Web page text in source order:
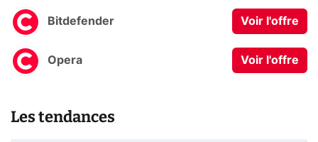
Bitdefender Voir l'offre
Opera Voir l'offre
Les tendances